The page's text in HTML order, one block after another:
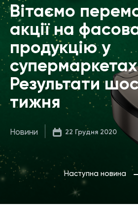
Вітаємо
акції на
продукцію у
Результати
тижня
Новини 22 Грудня 2020
Наступна новина